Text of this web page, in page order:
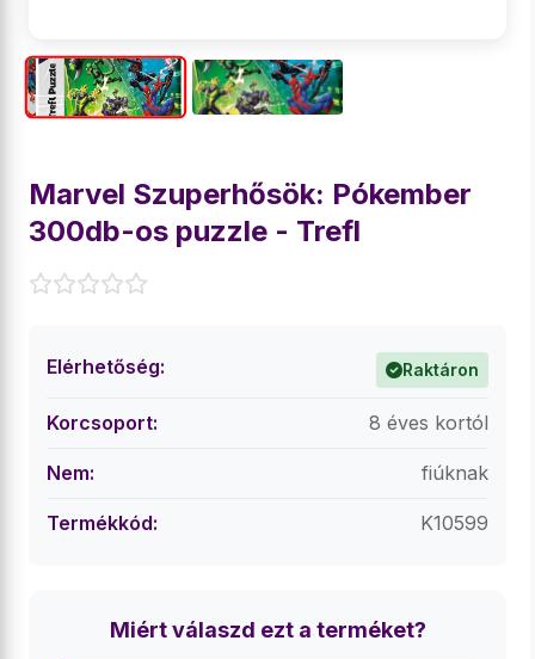
Marvel Szuperhősök: Pókember
300db-os puzzle - Trefl
Elérhetőség: Raktáron
Korcsoport: 8 éves kortól
Nem: fiúknak
Termékkód: K10599
Miért válaszd ezt a terméket?